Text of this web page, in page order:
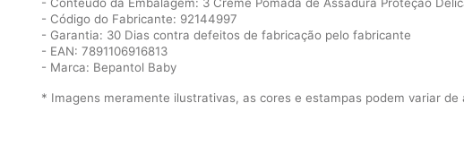
- Código do Fabricante: 92144997
- Garantia: 30 Dias contra defeitos de fabricação pelo fabricante
- EAN: 7891106916813
- Marca: Bepantol Baby
* Imagens meramente ilustrativas, as cores e estampas podem variar